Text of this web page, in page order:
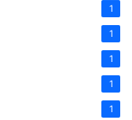
1
1
1
1
1